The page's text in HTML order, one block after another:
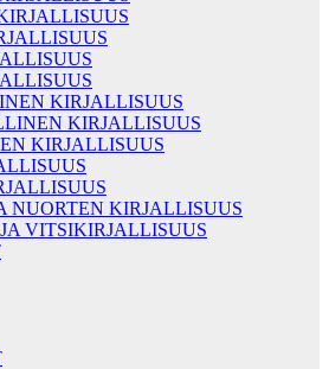
KIRJALLISUUS
KIRJALLISUUS
KIRJALLISUUS
NUORTEN KIRJALLISUUS
VITSIKIRJALLISUUS